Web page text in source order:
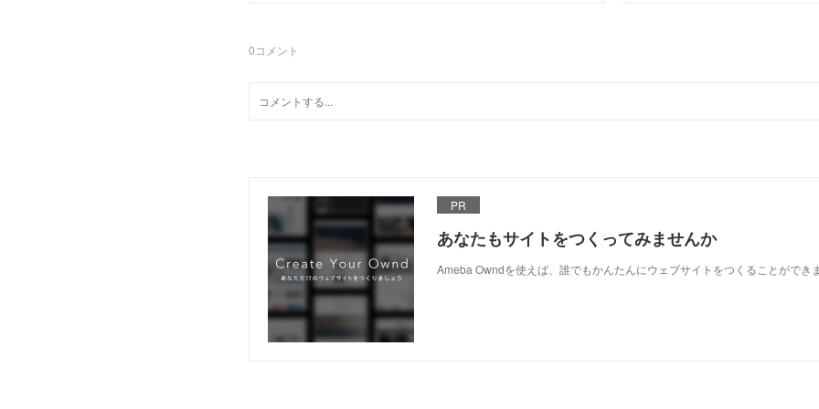
0コメント
PR
あなたもサイトをつくってみませんか
Ameba Owndを使えば、誰でもかんたんにウェブサイトをつくることができ